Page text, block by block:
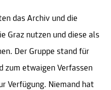
das Archiv und die
Graz nutzen und diese als
Der Gruppe stand für
zum etwaigen Verfassen
Verfügung. Niemand hat